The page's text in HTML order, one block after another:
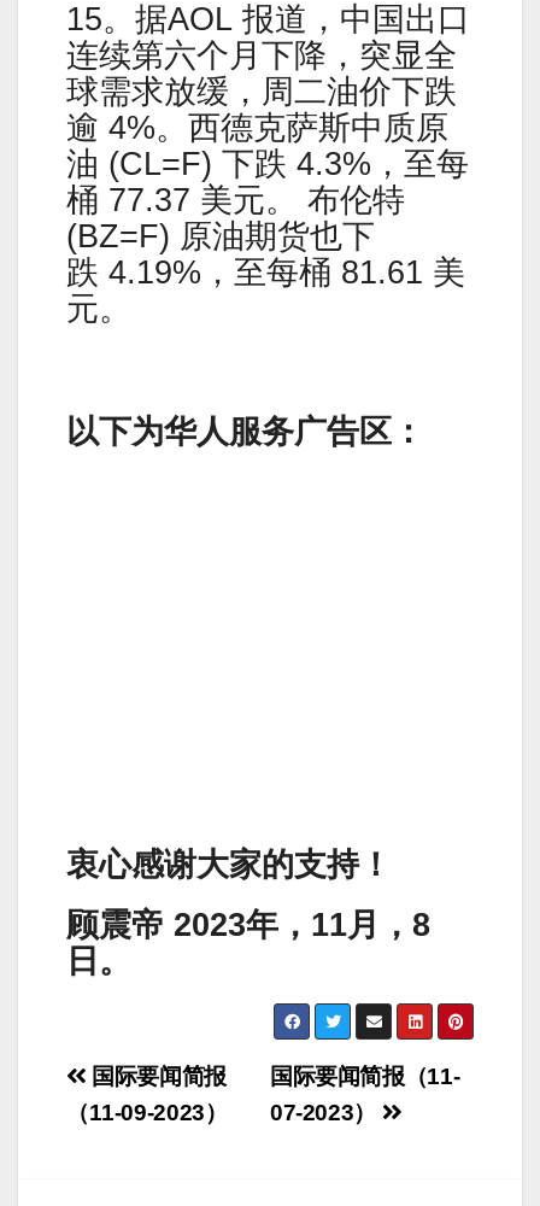
15。据AOL 报道，中国出口
连续第六个月下降，突显全
球需求放缓，周二油价下跌
逾 4%。西德克萨斯中质原
油 (CL=F) 下跌 4.3%，至每
桶 77.37 美元。 布伦特
(BZ=F) 原油期货也下
跌 4.19%，至每桶 81.61 美
元。
以下为华人服务广告区：
衷心感谢大家的支持！
顾震帝 2023年，11月，8
日。
Post
navigation
国际要闻简报（11-
07-2023）
国际要闻简报
（11-09-2023）